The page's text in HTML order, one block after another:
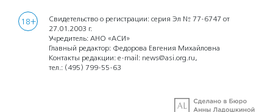
18+
Свидетельство о регистрации: серия Эл № 77-6747 от
27.01.2003 г.
Учредитель: АНО «АСИ»
Главный редактор: Федорова Евгения Михайловна
Контакты редакции: e-mail: news@asi.org.ru,
тел.: (495) 799-55-63